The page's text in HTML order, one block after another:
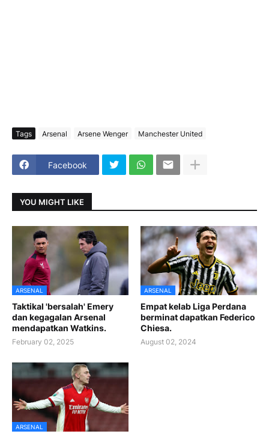
Tags Arsenal Arsene Wenger Manchester United
Facebook
YOU MIGHT LIKE
ARSENAL
Taktikal 'bersalah' Emery
dan kegagalan Arsenal
mendapatkan Watkins.
February 02, 2025
ARSENAL
Empat kelab Liga Perdana
berminat dapatkan Federico
Chiesa.
August 02, 2024
ARSENAL